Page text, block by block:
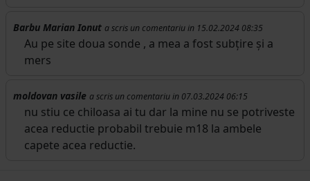
Barbu Marian Ionut a scris un comentariu in 15.02.2024 08:35
Au pe site doua sonde , a mea a fost subțire și a
mers
moldovan vasile a scris un comentariu in 07.03.2024 06:15
nu stiu ce chiloasa ai tu dar la mine nu se potriveste
acea reductie probabil trebuie m18 la ambele
capete acea reductie.